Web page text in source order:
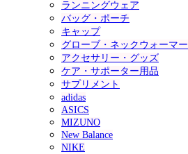
ランニングウェア
バッグ・ポーチ
キャップ
グローブ・ネックウォーマー
アクセサリー・グッズ
ケア・サポーター用品
サプリメント
adidas
ASICS
MIZUNO
New Balance
NIKE